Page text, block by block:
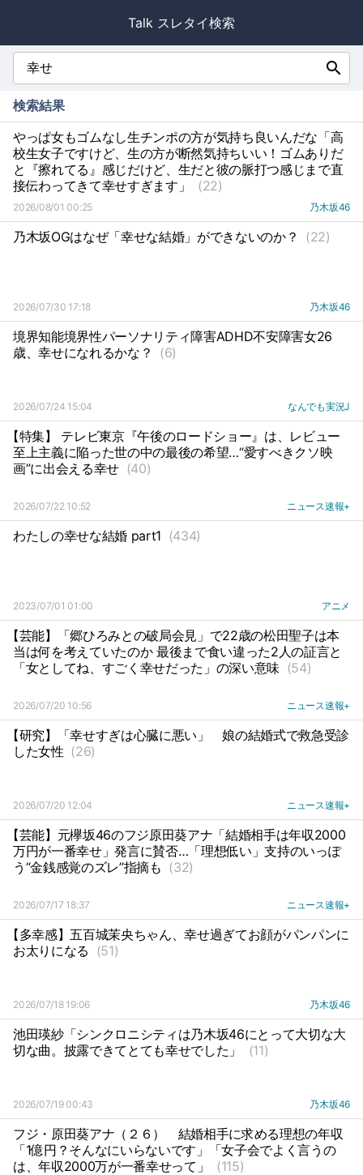
Talk スレタイ検索
search
検索結果
やっぱ女もゴムなし生チンポの方が気持ち良いんだな「高
校生女子ですけど、生の方が断然気持ちいい！ゴムありだ
と『擦れてる』感じだけど、生だと彼の脈打つ感じまで直
接伝わってきて幸せすぎます」
(22)
2026/08/01 00:25 乃木坂46
乃木坂OGはなぜ「幸せな結婚」ができないのか？ (22)
2026/07/30 17:18 乃木坂46
境界知能境界性パーソナリティ障害ADHD不安障害女26
歳、幸せになれるかな？
(6)
2026/07/24 15:04 なんでも実況J
【特集】 テレビ東京『午後のロードショー』は、レビュー
至上主義に陥った世の中の最後の希望…“愛すべきクソ映
画”に出会える幸せ (40)
2026/07/22 10:52 ニュース速報+
わたしの幸せな結婚 part1 (434)
2023/07/01 01:00 アニメ
【芸能】「郷ひろみとの破局会見」で22歳の松田聖子は本
当は何を考えていたのか 最後まで食い違った2人の証言と
「女としてね、すごく幸せだった」の深い意味 (54)
2026/07/20 10:56 ニュース速報+
【研究】「幸せすぎは心臓に悪い」
娘の結婚式で救急受診
した女性 (26)
2026/07/20 12:04 ニュース速報+
【芸能】元欅坂46のフジ原田葵アナ「結婚相手は年収2000
万円が一番幸せ」発言に賛否…「理想低い」支持のいっぽ
う“金銭感覚のズレ”指摘も (32)
2026/07/17 18:37 ニュース速報+
【多幸感】五百城茉央ちゃん、幸せ過ぎてお顔がパンパンに
お太りになる (51)
2026/07/18 19:06 乃木坂46
池田瑛紗「シンクロニシティは乃木坂46にとって大切な大
切な曲。披露できてとても幸せでした」
(11)
2026/07/19 00:43 乃木坂46
フジ・原田葵アナ（２６）
結婚相手に求める理想の年収
「1億円？そんなにいらないです」「女子会でよく言うの
は、年収2000万が一番幸せって」
(115)